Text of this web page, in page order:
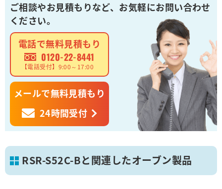
ご相談やお見積もりなど、 お気軽にお問い合わせ
ください。
電話で無料見積もり
0120-22-8441
【電話受付】9:00～17:00
メールで無料見積もり
24時間受付
RSR-S52C-Bと関連したオーブン製品